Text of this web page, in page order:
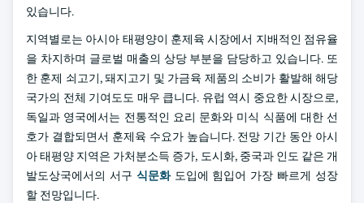
있습니다.
지역별로는 아시아 태평양이 훈제육 시장에서 지배적인 점유율
을 차지하며 글로벌 매출의 상당 부분을 담당하고 있습니다. 또
한 훈제 쇠고기, 돼지고기 및 가금육 제품의 소비가 활발해 해당
국가의 전체 기여도도 매우 큽니다. 유럽 역시 중요한 시장으로,
독일과 영국에서는 전통적인 요리 문화와 미식 식품에 대한 선
호가 결합되면서 훈제육 수요가 높습니다. 전망 기간 동안 아시
아 태평양 지역은 가처분소득 증가, 도시화, 중국과 인도 같은 개
발도상국에서의 서구 식문화도입에 힘입어 가장 빠르게 성장
할 전망입니다.